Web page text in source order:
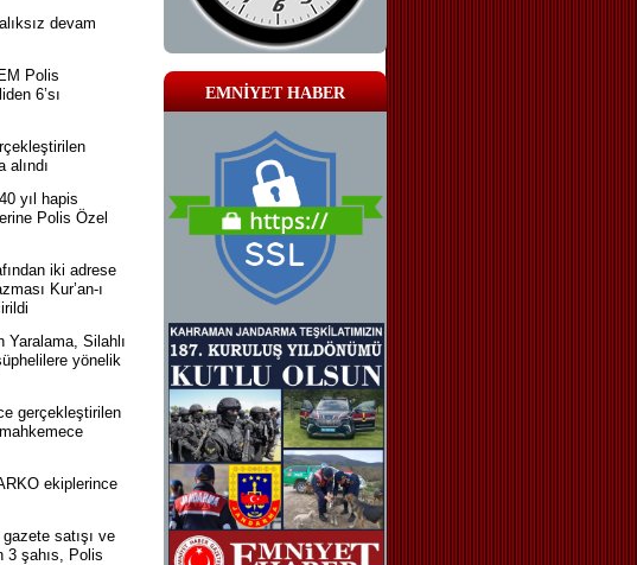
devam
Polis
6’sı
yıl hapis
Polis Özel
iki adrese
Kur’an-ı
Yaralama, Silahlı
yönelik
gerçekleştirilen
ekiplerince
satışı ve
3 şahıs, Polis
EMNİYET HABER